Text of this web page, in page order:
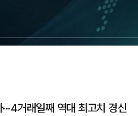
거래일째 역대 최고치 경신